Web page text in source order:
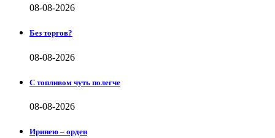
08-08-2026
Без торгов?
08-08-2026
С топливом чуть полегче
08-08-2026
Иринею – орден